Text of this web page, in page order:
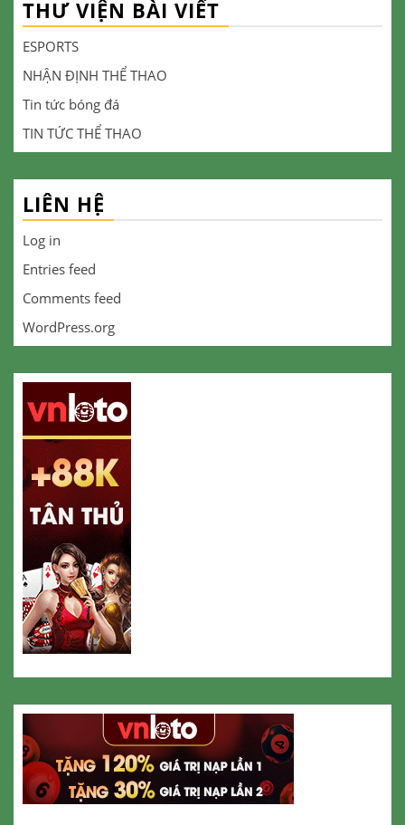
THƯ VIỆN BÀI VIẾT
ESPORTS
NHẬN ĐỊNH THỂ THAO
Tin tức bóng đá
TIN TỨC THỂ THAO
LIÊN HỆ
Log in
Entries feed
Comments feed
WordPress.org